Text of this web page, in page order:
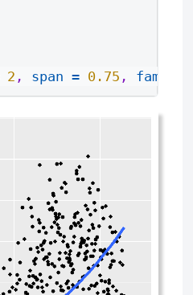
2 , span = 0.75 , family =